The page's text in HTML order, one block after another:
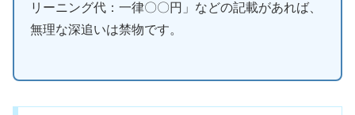
リーニング代：一律〇〇円」などの記載があれば、
無理な深追いは禁物です。